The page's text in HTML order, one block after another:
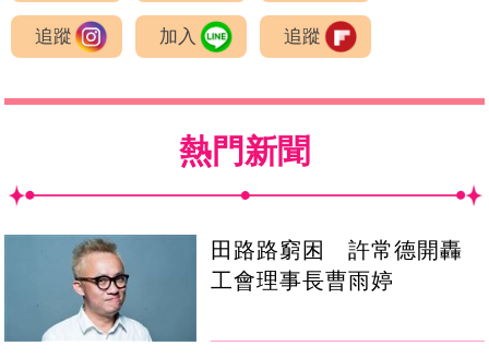
追蹤 加入 追蹤
熱門新聞
田路路窮困 許常德開轟
工會理事長曹雨婷